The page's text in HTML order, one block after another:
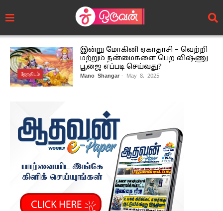
ஜோதிடம்
இன்று மோகினி ஏகாதாசி – வெற்றி
மற்றும் நன்மைகளை பெற விஷ்ணு
பூஜை எப்படி செய்வது?
Mano Shangar - May 8, 2025